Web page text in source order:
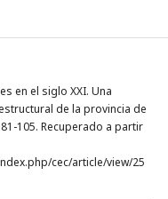
en el siglo XXI. Una
de la provincia de
81-105. Recuperado a partir
cec/article/view/25